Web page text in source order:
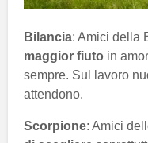
Bilancia: Amici della
maggior fiuto in
sempre. Sul lavoro
attendono.
Scorpione: Amici